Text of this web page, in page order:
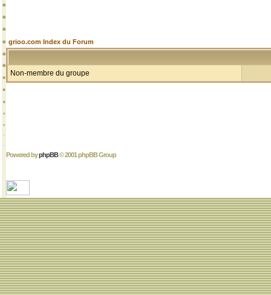
grioo.com Index du Forum
Non-membre du groupe
Powered byphpBB© 2001 phpBB Group